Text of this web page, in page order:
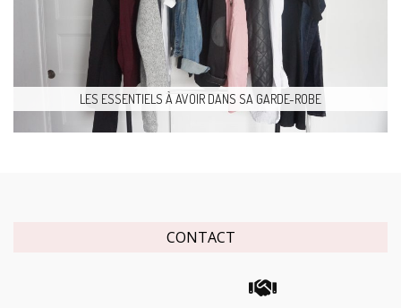
LES ESSENTIELS À AVOIR DANS SA GARDE-ROBE
CONTACT